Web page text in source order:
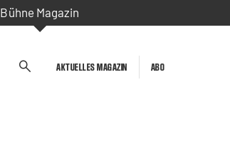
Bühne Magazin
AKTUELLES MAGAZIN ABO